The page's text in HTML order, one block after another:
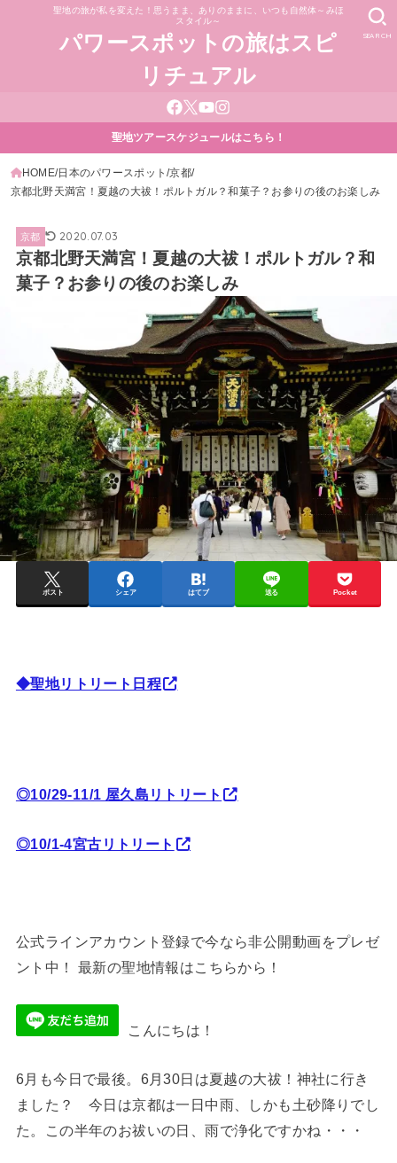
聖地の旅が私を変えた！思うまま、ありのままに、いつも自然体～みほ
スタイル～
パワースポットの旅はスピ
リチュアル
SEARCH
聖地ツアースケジュールはこちら！
HOME 日本のパワースポット 京都
京都北野天満宮！夏越の大祓！ポルトガル？和菓子？お参りの後のお楽しみ
京都 2020.07.03
京都北野天満宮！夏越の大祓！ポルトガル？和
菓子？お参りの後のお楽しみ
ポスト シェア はてブ 送る Pocket
◆聖地リトリート日程
◎10/29-11/1 屋久島リトリート
◎10/1-4宮古リトリート
公式ラインアカウント登録で今なら非公開動画をプレゼ
ント中！ 最新の聖地情報はこちらから！
こんにちは！
6月も今日で最後。6月30日は夏越の大祓！神社に行き
ました？ 今日は京都は一日中雨、しかも土砂降りでし
た。この半年のお祓いの日、雨で浄化ですかね・・・